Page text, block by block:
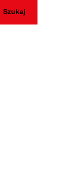
Szukaj